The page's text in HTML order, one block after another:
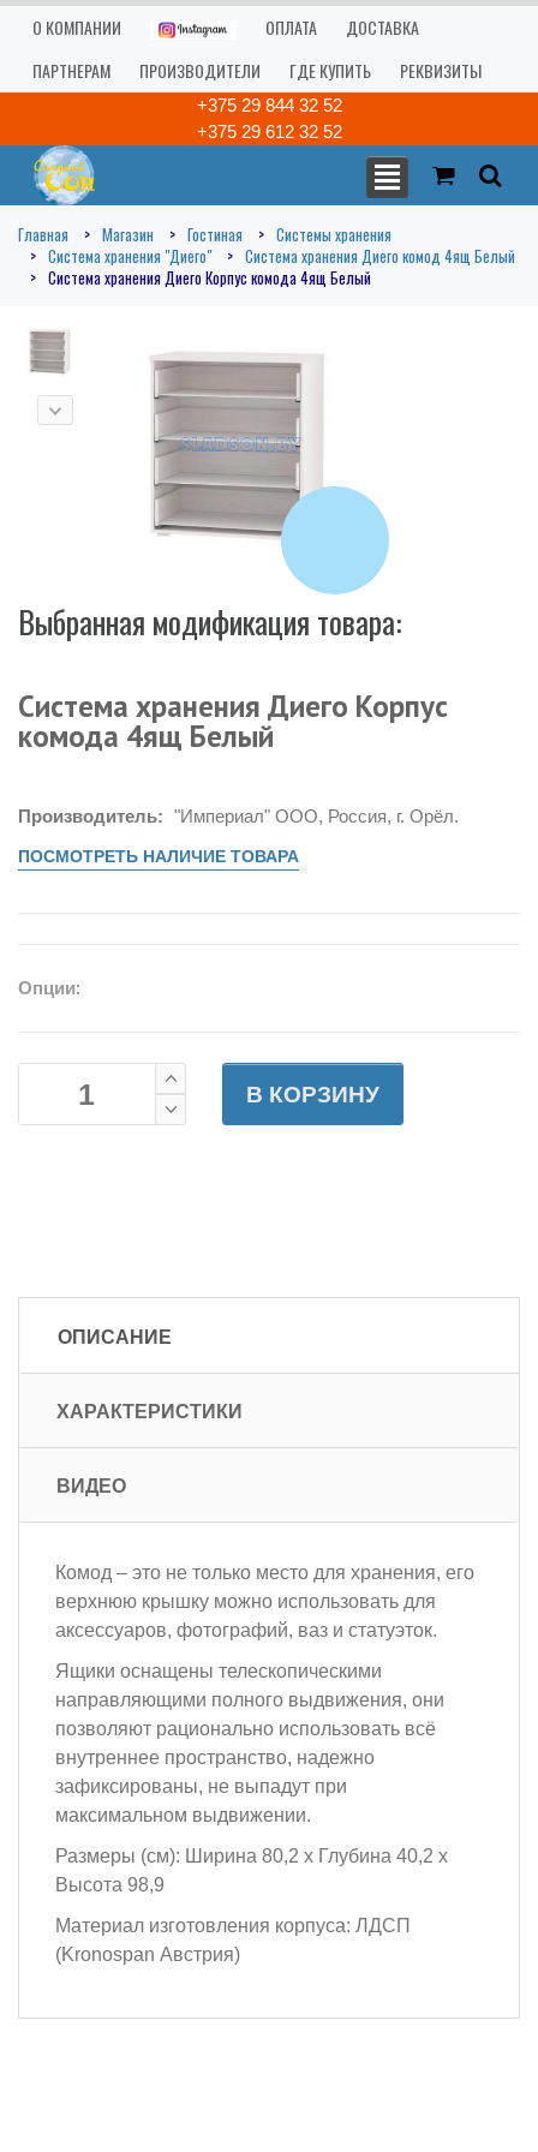
О КОМПАНИИ ОПЛАТА
ДОСТАВКА
ПАРТНЕРАМ
ПРОИЗВОДИТЕЛИ ГДЕ КУПИТЬ РЕКВИЗИТЫ
+375 29 844 32 52
+375 29 612 32 52
Главная Магазин Гостиная
Системы хранения
Система хранения "Диего"
Система хранения Диего комод 4ящ Белый
Система хранения Диего Корпус комода 4ящ Белый
Выбранная модификация товара:
Система хранения Диего Корпус
комода 4ящ Белый
Производитель: "Империал" ООО, Россия, г. Орёл.
ПОСМОТРЕТЬ НАЛИЧИЕ ТОВАРА
Опции:
В КОРЗИНУ
ОПИСАНИЕ
ХАРАКТЕРИСТИКИ
ВИДЕО
Комод – это не только место для хранения, его
верхнюю крышку можно использовать для
аксессуаров, фотографий, ваз и статуэток.
Ящики оснащены телескопическими
направляющими полного выдвижения, они
позволяют рационально использовать всё
внутреннее пространство, надежно
зафиксированы, не выпадут при
максимальном выдвижении.
Размеры (см): Ширина 80,2 х Глубина 40,2 х
Высота 98,9
Материал изготовления корпуса: ЛДСП
(Kronospan Австрия)